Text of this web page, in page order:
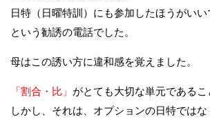
日特（日曜特訓）にも参加したほうがいい
という勧誘の電話でした。
母はこの誘い方に違和感を覚えました。
「割合・比」 がとても大切な単元であるこ
しかし、それは、オプションの日特ではな